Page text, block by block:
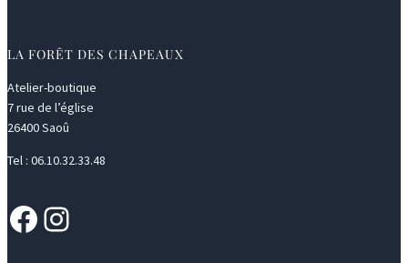
LA FORÊT DES CHAPEAUX
Atelier-boutique
7 rue de l’église
26400 Saoû
Tel : 06.10.32.33.48
Facebook Instagram